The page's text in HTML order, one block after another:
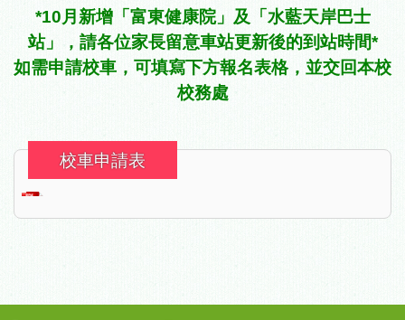
*10月新增「富東健康院」及「水藍天岸巴士
站」，請各位家長留意車站更新後的到站時間*
如需申請校車，可填寫下方報名表格，並交回本校
校務處
校車申請表